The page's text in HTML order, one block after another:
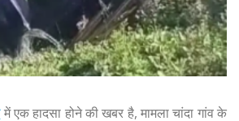
में एक हादसा होने की खबर है, मामला चांदा गांव के